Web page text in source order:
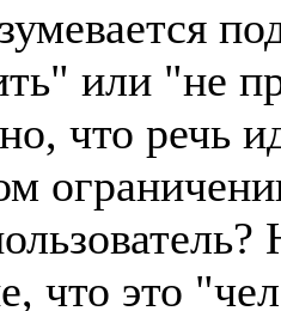
или "не
что речь
что это